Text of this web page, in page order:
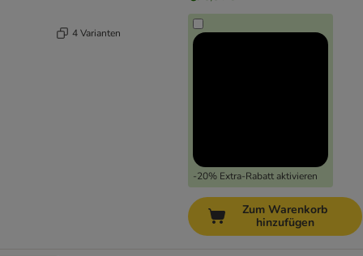
4 Varianten
-20% Extra-Rabatt aktivieren
Zum Warenkorb
hinzufügen